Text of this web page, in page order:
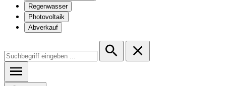
Regenwasser
Photovoltaik
Abverkauf